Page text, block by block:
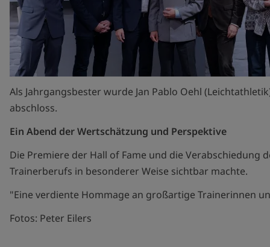
Als Jahrgangsbester wurde Jan Pablo Oehl
abschloss.
Ein Abend der Wertschätzung und Perspektive
Die Premiere der Hall of Fame und die Verabschiedung
Trainerberufs in besonderer Weise sichtbar machte.
"Eine verdiente Hommage an großartige Trainerinnen
Fotos: Peter Eilers